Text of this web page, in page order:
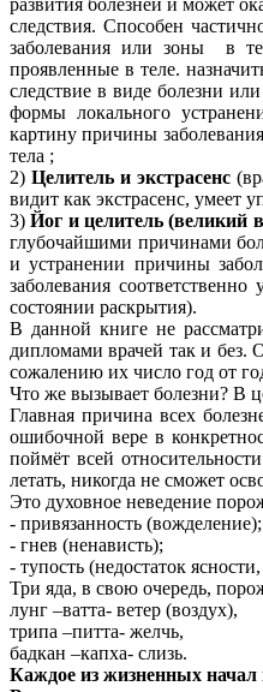
развития болезней и может
следствия. Способен
заболевания или зоны в
проявленные в теле.
следствие в виде болезни
формы локального
картину причины
тела ;
2) Целитель и экстрасенс
видит как экстрасенс, умеет
3)Йог и целитель (великий
глубочайшими причинами
и устранении причины
заболевания
состоянии раскрытия).
В данной книге не
дипломами врачей так и без.
сожалению их число год от
Что же вызывает болезни? В
Главная причина всех
ошибочной вере в
поймёт всей
летать, никогда не сможет
Это духовное неведение
- привязанность (вожделение);
- гнев (ненависть);
- тупость (недостаток
Три яда, в свою очередь,
лунг –ватта- ветер (воздух),
трипа –питта- желчь,
бадкан –капха- слизь.
Каждое из жизненных начал